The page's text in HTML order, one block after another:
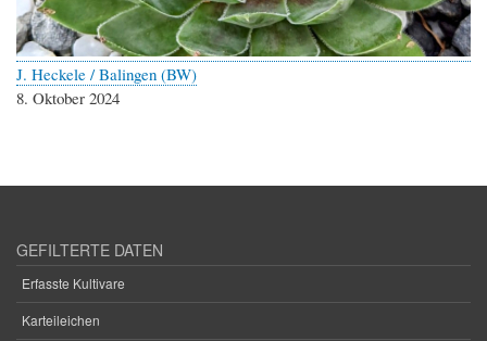
J. Heckele / Balingen (BW)
8. Oktober 2024
GEFILTERTE DATEN
Erfasste Kultivare
Karteileichen